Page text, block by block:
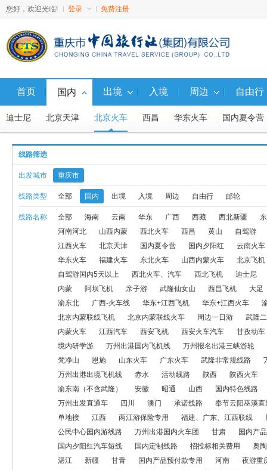
您好，欢迎光临! 登录 免费注册
首页 国内
迪士尼 北京天津 北京火车 西昌 华东火车 国内夏令营
广西 西藏 西北新疆 东
专列 国内夕阳红 云南火车 西藏火车 避暑游 直通车
自驾游（国内5天内） 自驾游国内5天以上 西北火车、汽车
亲子游 武隆仙女山 西昌飞机 大足 九寨动车 国内10人
华东+江西火车 渝黔鄂川等地特色线路 国内G5航线产品 北
万州出港国内飞机线 万州报名出港三峡游轮 神
武隆非常规线路 万州出港西安 黄金游轮 万州
自驾游（国内2天内） 自驾游国内3-5天 渝东南（不含武隆）
福建、广东、江西联线 周边一、二日游 转团专用国内线路
旅居康养 国内夕阳红汽车短线 国内定制线路 招投
国内产品预付款专用 河南 夜游重庆 大足一日游
出境 入境 周边 自由行
线路筛选
出发城市 重庆市
线路类型 全部 国内 出境 入境 周边 自由行 邮轮
线路名称 全部 海南 云南 华东 广西 西藏 西北新疆
河南河北
山西内蒙 西北火车 西昌 黄山
自驾游
江西火车
北京天津 国内夏令营 国内夕阳红
云南火车
华东火车
福建火车 东北火车 山西内蒙火车
北京飞机
自驾游国内5天以上
西北火车、汽车 西北飞机
迪士尼
内蒙
阿坝飞机 亲子游 武隆仙女山 西昌飞机
大足
渝东北
广西-火车线 华东+江西飞机 华东+江西火车
北京内蒙联线飞机
北京内蒙联线火车 周边一日游
武隆
内蒙火车
江西汽车 西安飞机 西安火车汽车
甘孜动车
境内研学游
万州出港国内飞机线
万州报名出港三峡游轮
梵净山
恩施 山东火车 广东火车 武隆非常规线路
万州出港出境飞机线
赤水 活动线路 陕西
陕西火车
渝东南（不含武隆）
安徽 昭通 山西
国内特色线路
万州出发直通车
四川 澳门 承诺线路
奉节云阳巫溪直
单地接
江西 两江游保险专用 福建、广东、江西联线
公民中心国内游线路
万州出港国内火车团 甘肃
国内产
国内夕阳红汽车短线
国内定制线路 招投标相关费用
奥
湛江
新疆 甘青 国内产品预付款专用 河南
夜游重